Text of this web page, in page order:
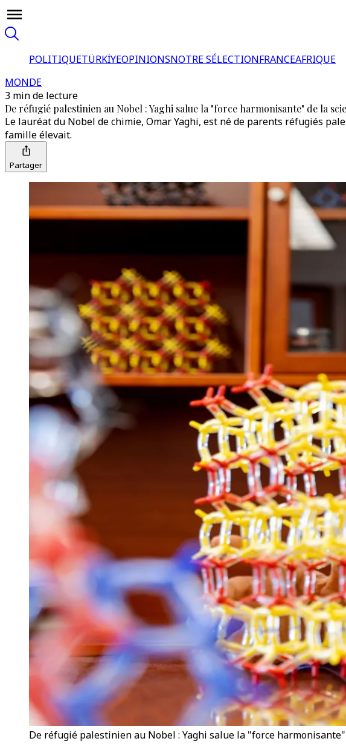
POLITIQUETÜRKİYEOPINIONSNOTRE SÉLECTIONFRANCEAFRIQUE
MONDE
3 min de lecture
De réfugié palestinien au Nobel : Yaghi salue la "force harmonisante" de la
Le lauréat du Nobel de chimie, Omar Yaghi, est né de parents réfugiés
famille élevait.
Partager
De réfugié palestinien au Nobel : Yaghi salue la "force harmonisante"